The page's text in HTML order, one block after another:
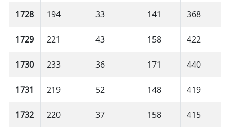
1728 194 33 141 368
1729 221 43 158 422
1730 233 36 171 440
1731 219 52 148 419
1732 220 37 158 415